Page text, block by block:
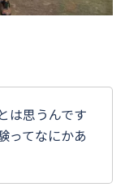
は思うんです
ってなにかあ